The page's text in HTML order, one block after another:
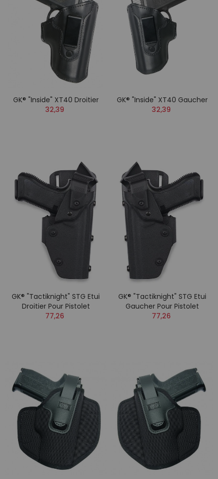
GK® "Inside" XT40 Droitier
32,39
GK® "Inside" XT40 Gaucher
32,39
GK® "Tactiknight" STG Etui
Droitier Pour Pistolet
77,26
GK® "Tactiknight" STG Etui
Gaucher Pour Pistolet
77,26